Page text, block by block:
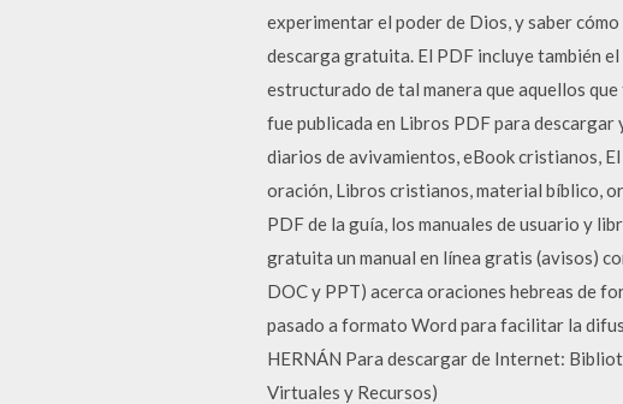
experimentar el poder de Dios, y saber
descarga gratuita. El PDF incluye también
estructurado de tal manera que aquellos
fue publicada en Libros PDF para
diarios de avivamientos, eBook cristianos,
oración, Libros cristianos, material bíblico,
PDF de la guía, los manuales de usuario y
gratuita un manual en línea gratis (avisos)
DOC y PPT) acerca oraciones hebreas de
pasado a formato Word para facilitar la
HERNÁN Para descargar de Internet:
Virtuales y Recursos)